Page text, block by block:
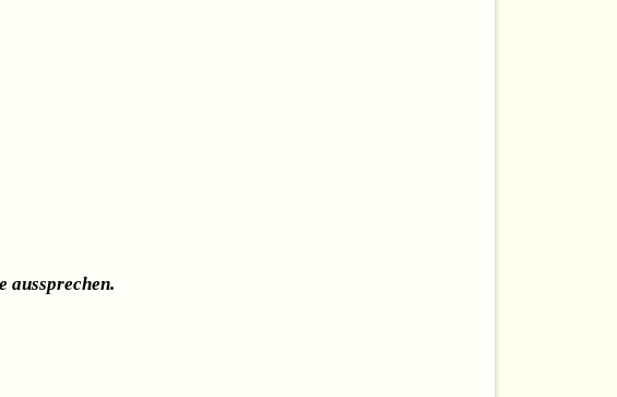
aussprechen.